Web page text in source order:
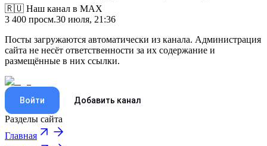
🇷🇺 Наш канал в МАХ
3 400 просм.30 июля, 21:36
Посты загружаются автоматически из канала. Администрация
сайта не несёт ответственности за их содержание и
размещённые в них ссылки.
Войти Добавить канал
Разделы сайта
Главная